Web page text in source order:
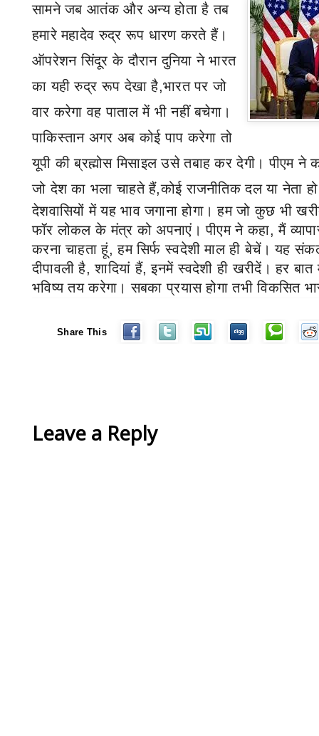
सामने जब आतंक और अन्य होता है तब
हमारे महादेव रुद्र रूप धारण करते हैं।
ऑपरेशन सिंदूर के दौरान दुनिया ने भारत
का यही रुद्र रूप देखा है,भारत पर जो
वार करेगा वह पाताल में भी नहीं बचेगा।
पाकिस्तान अगर अब कोई पाप करेगा तो
यूपी की ब्रह्मोस मिसाइल उसे तबाह कर देगी। पीएम ने
जो देश का भला चाहते हैं,कोई राजनीतिक दल या नेता
देशवासियों में यह भाव जगाना होगा। हम जो कुछ भी
फॉर लोकल के मंत्र को अपनाएं। पीएम ने कहा,मैं
करना चाहता हूं,हम सिर्फ स्वदेशी माल ही बेचें। यह
दीपावली है,शादियां हैं,इनमें स्वदेशी ही खरीदें। हर बात
भविष्य तय करेगा। सबका प्रयास होगा तभी विकसित
Share This
Leave a Reply